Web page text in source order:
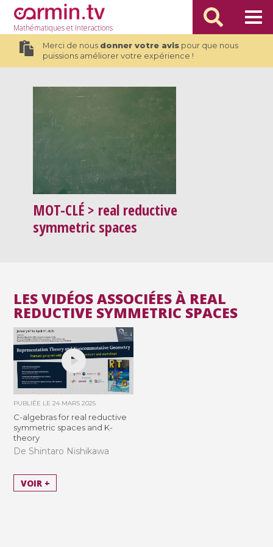
Mathématiqueset Interactions
Merci de nous donner votre avispour que nous
puissions améliorer votre expérience !
MOT-CLÉ > real reductive
symmetric spaces
LES VIDÉOS ASSOCIÉES À REAL
REDUCTIVE SYMMETRIC SPACES
PUBLIÉE LE24 MARS 2025
C-algebras for real reductive
symmetric spaces and K-
theory
De Shintaro Nishikawa
VOIR +